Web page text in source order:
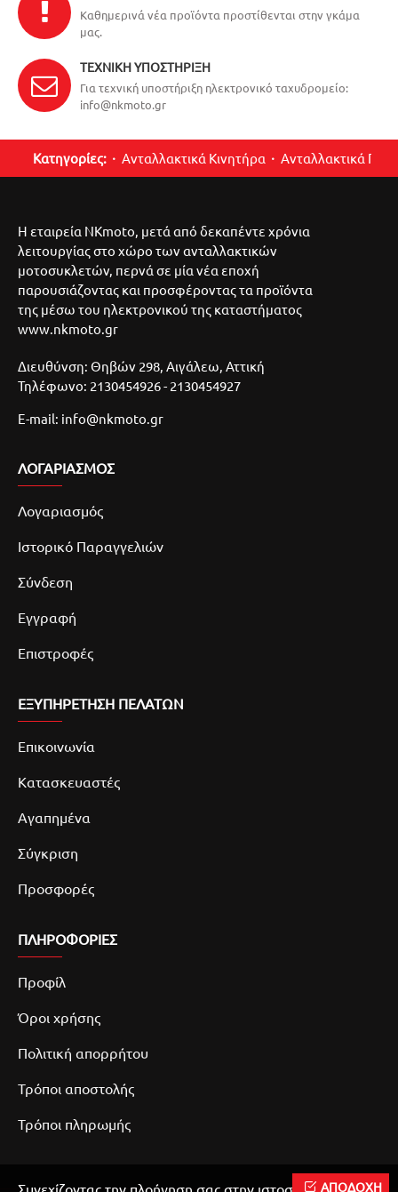
Καθημερινά νέα προϊόντα προστίθενται στην γκάμα
μας.
ΤΕΧΝΙΚΉ ΥΠΟΣΤΉΡΙΞΗ
Για τεχνική υποστήριξη ηλεκτρονικό ταχυδρομείο:
info@nkmoto.gr
Κατηγορίες: Ανταλλακτικά Κινητήρα Ανταλλακτικά
Η εταιρεία NKmoto, μετά από δεκαπέντε χρόνια
λειτουργίας στο χώρο των ανταλλακτικών
μοτοσυκλετών, περνά σε μία νέα εποχή
παρουσιάζοντας και προσφέροντας τα προϊόντα
της μέσω του ηλεκτρονικού της καταστήματος
www.nkmoto.gr
Διευθύνση: Θηβών 298, Αιγάλεω, Αττική
Τηλέφωνο: 2130454926 - 2130454927
E-mail: info@nkmoto.gr
ΛΟΓΑΡΙΑΣΜΌΣ
Λογαριασμός
Ιστορικό Παραγγελιών
Σύνδεση
Εγγραφή
Επιστροφές
ΕΞΥΠΗΡΕΤΗΣΗ ΠΕΛΑΤΩΝ
Επικοινωνία
Κατασκευαστές
Αγαπημένα
Σύγκριση
Προσφορές
ΠΛΗΡΟΦΟΡΙΕΣ
Προφίλ
Όροι χρήσης
Πολιτική απορρήτου
Τρόποι αποστολής
Τρόποι πληρωμής
ΑΠΟΔΟΧΗ
Συνεχίζοντας την πλοήγηση σας στην ιστοσελίδα μας